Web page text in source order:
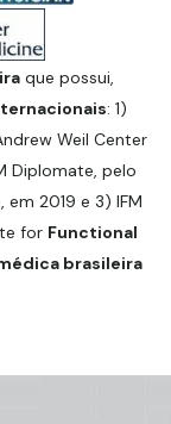
que possui,
: 1)
Weil Center
Diplomate, pelo
, em 2019 e 3) IFM
for Functional
brasileira